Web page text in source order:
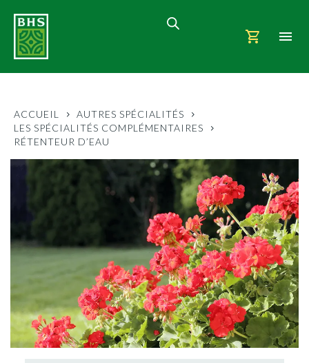
ACCUEIL
AUTRES SPÉCIALITÉS
LES SPÉCIALITÉS COMPLÉMENTAIRES
RÉTENTEUR D’EAU